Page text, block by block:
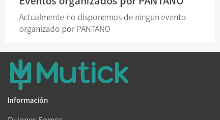
Actualmente no disponemos de ningun evento
organizado por PANTANO
Información